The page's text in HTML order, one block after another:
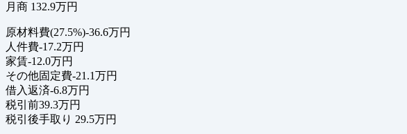
月商 132.9万円
原材料費(27.5%)-36.6万円
人件費-17.2万円
家賃-12.0万円
その他固定費-21.1万円
借入返済-6.8万円
税引前39.3万円
税引後手取り 29.5万円